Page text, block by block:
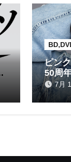
ピン
50周
ム7月